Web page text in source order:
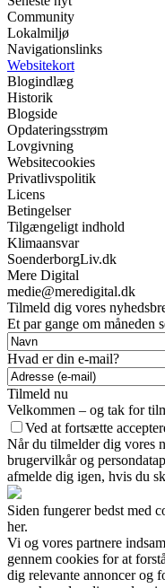
Community
Lokalmiljø
Navigationslinks
Websitekort
Blogindlæg
Historik
Blogside
Opdateringsstrøm
Lovgivning
Websitecookies
Privatlivspolitik
Licens
Betingelser
Tilgængeligt indhold
Klimaansvar
SoenderborgLiv.dk
Mere Digital
medie@meredigital.dk
Tilmeld dig vores
Et par gange om måneden
Hvad er din e-mail?
Tilmeld nu
Velkommen – og tak for
Ved at fortsætte
Når du tilmelder dig vores
brugervilkår og
afmelde dig igen, hvis du
Siden fungerer bedst med
her.
Vi og vores partnere
gennem cookies for at
dig relevante annoncer og